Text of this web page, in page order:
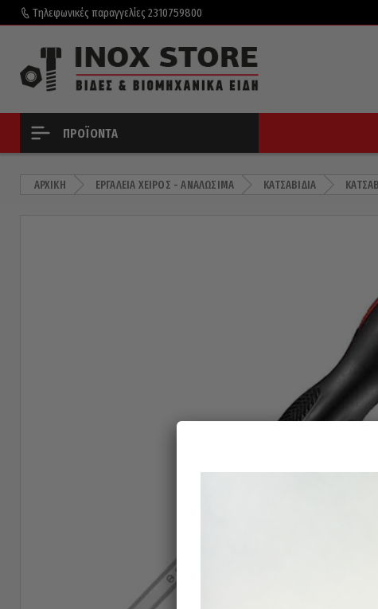
Τηλεφωνικές παραγγελίες 2310759800
ΠΡΟΪΌΝΤΑ
ΑΡΧΙΚΉ ΕΡΓΑΛΕΊΑ ΧΕΙΡΌΣ - ΑΝΑΛΏΣΙΜΑ ΚΑΤΣΑΒΊΔΙΑ